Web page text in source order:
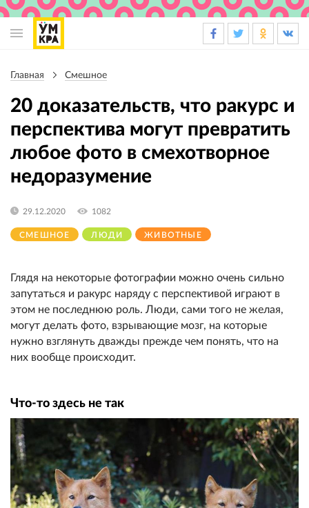
навигации
Главная Смешное
20 доказательств, что ракурс и
перспектива могут превратить
любое фото в смехотворное
недоразумение
СМЕШНОЕ ЛЮДИ ЖИВОТНЫЕ
29.12.2020 1082
Глядя на некоторые фотографии можно очень сильно
запутаться и ракурс наряду с перспективой играют в
этом не последнюю роль. Люди, сами того не желая,
могут делать фото, взрывающие мозг, на которые
нужно взглянуть дважды прежде чем понять, что на
них вообще происходит.
Что-то здесь не так